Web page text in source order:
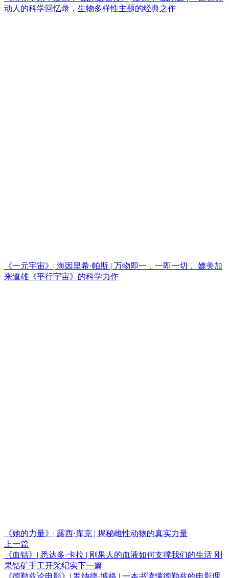
动人的科学回忆录，生物多样性主题的经典之作
《一元宇宙》| 海因里希·帕斯 | 万物即一，一即一切， 媲美加
来道雄《平行宇宙》的科学力作
《她的力量》| 露西·库克 | 揭秘雌性动物的真实力量
上一篇
《血钴》| 悉达多·卡拉 | 刚果人的血液如何支撑我们的生活 刚
果钴矿手工开采纪实下一篇
《德勒兹论电影》| 罗纳德·博格 | 一本书读懂德勒兹的电影理